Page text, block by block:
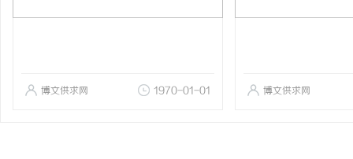
博文供求网 1970-01-01 博文供求网